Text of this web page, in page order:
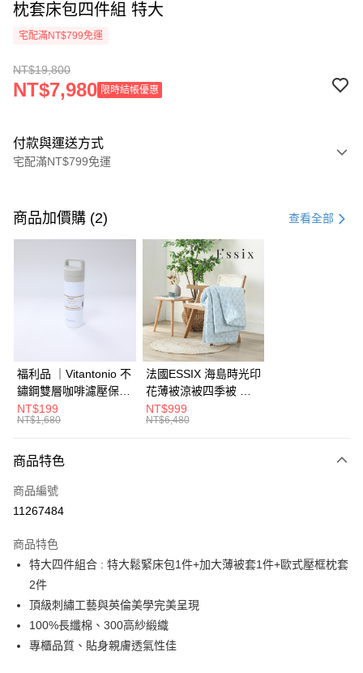
枕套床包四件組 特大
宅配滿NT$799免運
NT$19,800
NT$7,980 限時結帳優惠
付款與運送方式
宅配滿NT$799免運
信用卡一次付款
3 期 0 利率 每期 NT$5,610
合作金庫商業銀行
第一商業銀行
彰化商業銀行
台北富邦商業銀行
兆豐國際商業銀行
臺灣中小企業銀行
台中商業銀行
匯豐（台灣）商業銀行
華泰商業銀行
聯邦商業銀行
遠東國際商業銀行
元大商業銀行
台灣樂天信用卡公司
6 期 0 利率 每期 NT$2,805
合作金庫商業銀行
第一商業銀行
彰化商業銀行
台北富邦商業銀行
國泰世華商業銀行
兆豐國際商業銀行
臺灣中小企業銀行
台中商業銀行
匯豐（台灣）商業銀行
聯邦商業銀行
玉山商業銀行
台灣樂天信用卡公司
街口支付
AFTEE先享後付
【關於「AFTEE先享後付」】
AFTEE先享後付是「在收到商品之後才付款」的支付方式。 讓您購物簡單
便利好安心！
１．簡單：不需註冊會員、不需綁卡、不需儲值。
２．便利：只要手機號碼，簡訊認證，即可結帳。
【「AFTEE先享後付」結帳流程】
１．於結帳方式選擇「AFTEE先享後付」後，將跳轉至「AFTEE先享後付」
結帳頁面，進行簡訊認證並確認金額後，即可完成結帳。
２．訂單成立數日內，您將收到繳費通知簡訊。
ATM／網路銀行／等多元方式進行付款，方視為交易完成。
※ 請注意：結帳手續完成當下不需立刻繳費，但若您需要取消訂單，請聯絡
ATM付款
運送方式
商品加價購 (2) 查看全部
福利品 ｜Vitantonio 不
鏽鋼雙層咖啡濾壓保溫
瓶 奶油白 VCB-10-C
NT$199
NT$1,680
法國ESSIX 海島時光印
花薄被涼被四季被 單
人
NT$999
NT$6,480
商品特色
商品編號
11267484
商品特色
特大四件組合 : 特大鬆緊床包1件+加大薄被套1件+歐式壓框枕套
2件
頂級刺繡工藝與英倫美學完美呈現
100%長纖棉、300高紗緞織
專櫃品質、貼身親膚透氣性佳